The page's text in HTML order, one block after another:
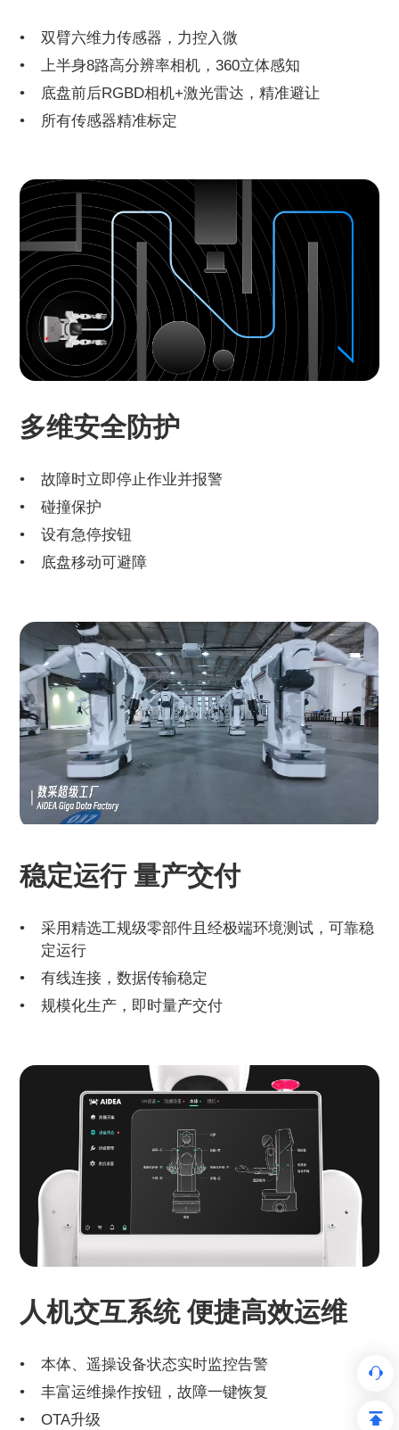
双臂六维力传感器，力控入微
上半身8路高分辨率相机，360立体感知
底盘前后RGBD相机+激光雷达，精准避让
所有传感器精准标定
多维安全防护
故障时立即停止作业并报警
碰撞保护
设有急停按钮
底盘移动可避障
稳定运行 量产交付
采用精选工规级零部件且经极端环境测试，可靠稳
定运行
有线连接，数据传输稳定
规模化生产，即时量产交付
人机交互系统 便捷高效运维
本体、遥操设备状态实时监控告警
丰富运维操作按钮，故障一键恢复
OTA升级